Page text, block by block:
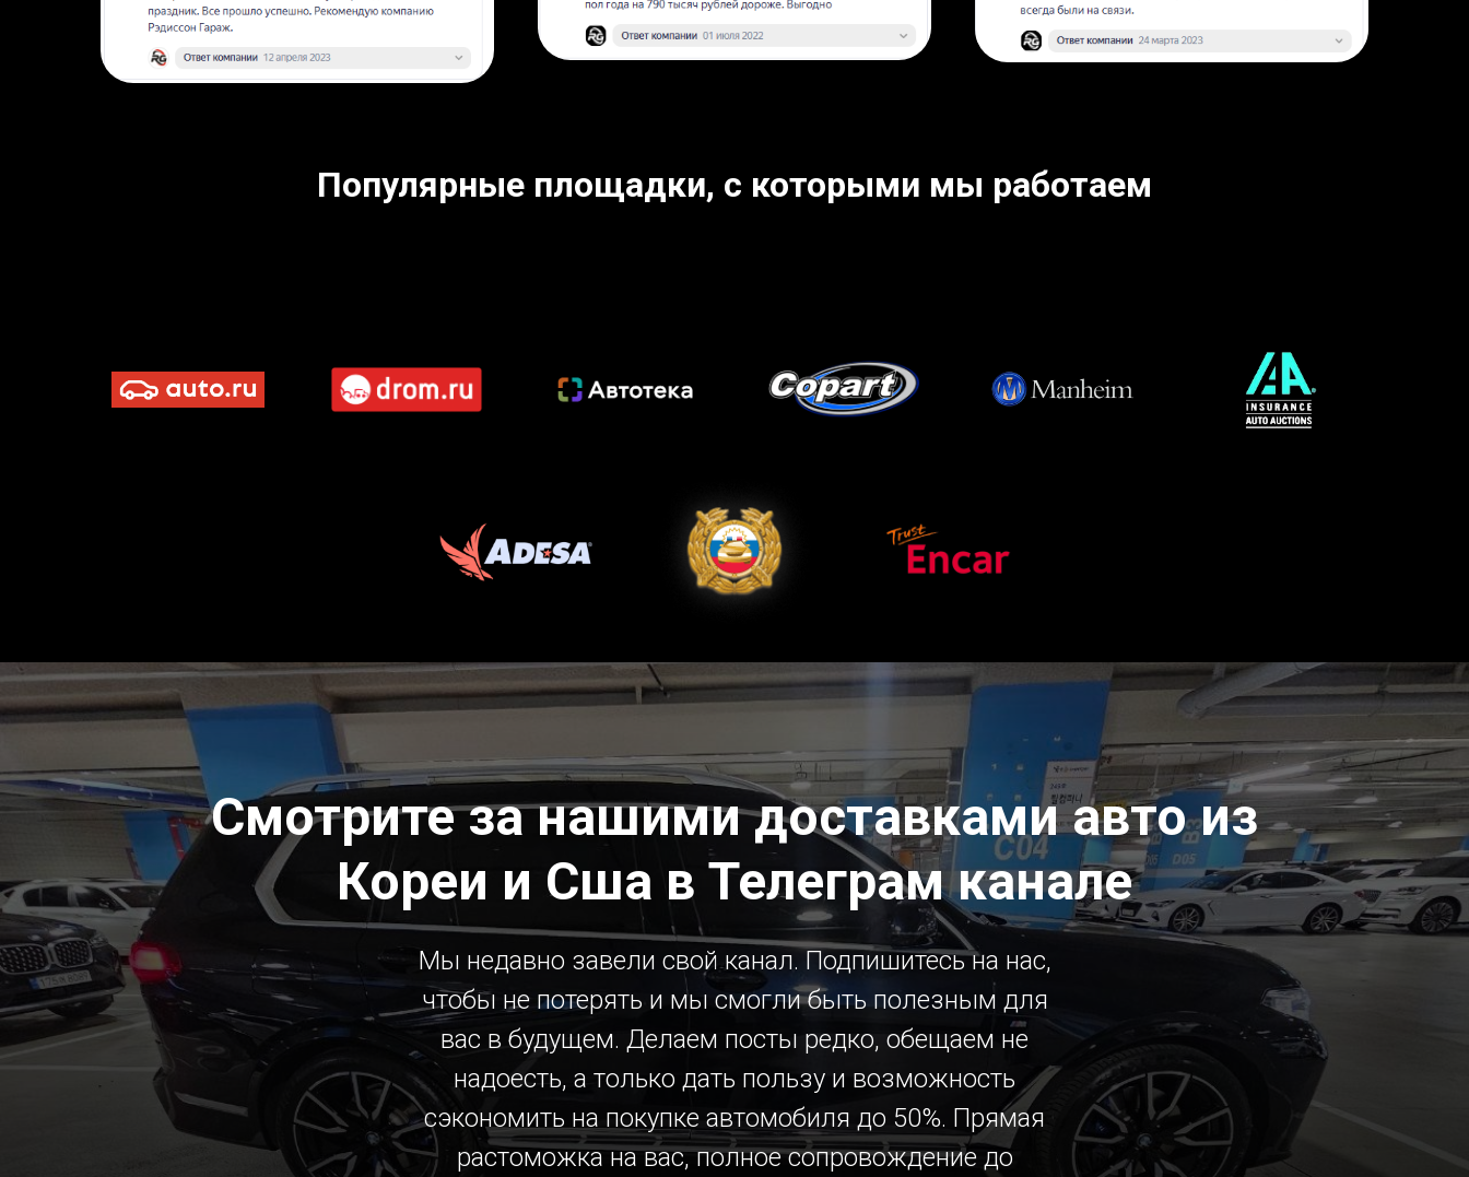
Популярные площадки, с которыми мы работаем
Смотрите за нашими доставками авто из
Кореи и Сша в Телеграм канале
Мы недавно завели свой канал. Подпишитесь на нас,
чтобы не потерять и мы смогли быть полезным для
вас в будущем. Делаем посты редко, обещаем не
надоесть, а только дать пользу и возможность
сэкономить на покупке автомобиля до 50%. Прямая
растоможка на вас, полное сопровождение до